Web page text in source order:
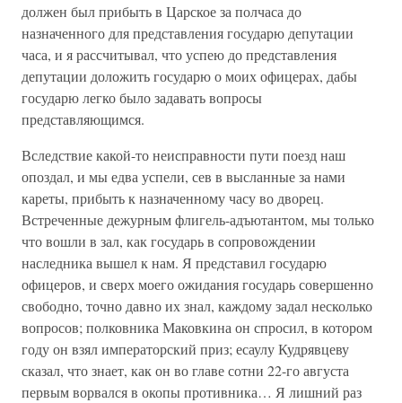
должен был прибыть в Царское за полчаса до
назначенного для представления государю депутации
часа, и я рассчитывал, что успею до представления
депутации доложить государю о моих офицерах, дабы
государю легко было задавать вопросы
представляющимся.
Вследствие какой-то неисправности пути поезд наш
опоздал, и мы едва успели, сев в высланные за нами
кареты, прибыть к назначенному часу во дворец.
Встреченные дежурным флигель-адъютантом, мы только
что вошли в зал, как государь в сопровождении
наследника вышел к нам. Я представил государю
офицеров, и сверх моего ожидания государь совершенно
свободно, точно давно их знал, каждому задал несколько
вопросов; полковника Маковкина он спросил, в котором
году он взял императорский приз; есаулу Кудрявцеву
сказал, что знает, как он во главе сотни 22-го августа
первым ворвался в окопы противника… Я лишний раз